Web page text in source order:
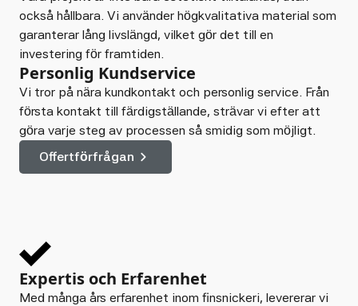
också hållbara. Vi använder högkvalitativa material som
garanterar lång livslängd, vilket gör det till en
investering för framtiden.
Personlig Kundservice
Vi tror på nära kundkontakt och personlig service. Från
första kontakt till färdigställande, strävar vi efter att
göra varje steg av processen så smidig som möjligt.
Offertförfrågan
Expertis och Erfarenhet
Med många års erfarenhet inom finsnickeri, levererar vi